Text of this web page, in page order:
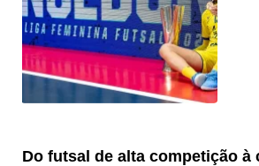
Do futsal de alta competição à